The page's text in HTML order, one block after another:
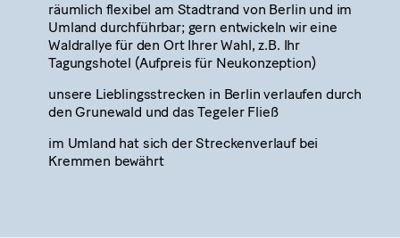
räumlich flexibel am Stadtrand von Berlin und im
Umland durchführbar; gern entwickeln wir eine
Waldrallye für den Ort Ihrer Wahl, z.B. Ihr
Tagungshotel (Aufpreis für Neukonzeption)
unsere Lieblingsstrecken in Berlin verlaufen durch
den Grunewald und das Tegeler Fließ
im Umland hat sich der Streckenverlauf bei
Kremmen bewährt